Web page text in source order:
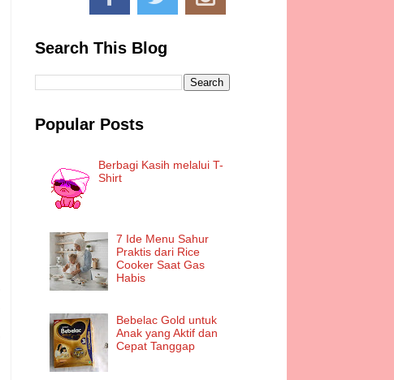
Search This Blog
Popular Posts
Berbagi Kasih melalui T-
Shirt
7 Ide Menu Sahur
Praktis dari Rice
Cooker Saat Gas
Habis
Bebelac Gold untuk
Anak yang Aktif dan
Cepat Tanggap